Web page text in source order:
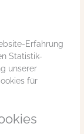
Erfahrung
Statistik-
unserer
für